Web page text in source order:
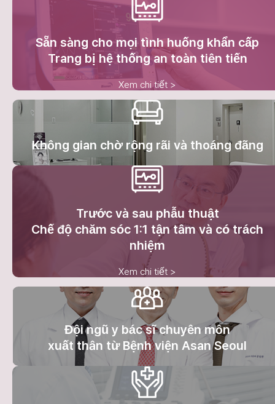
Sẵn sàng cho mọi tình huống khẩn cấp
Trang bị hệ thống an toàn tiên tiến
Xem chi tiết >
Không gian chờ rộng rãi và thoáng đãng
Trước và sau phẫu thuật
Chế độ chăm sóc 1:1 tận tâm và có trách
nhiệm
Xem chi tiết >
Đội ngũ y bác sĩ chuyên môn
xuất thân từ Bệnh viện Asan Seoul